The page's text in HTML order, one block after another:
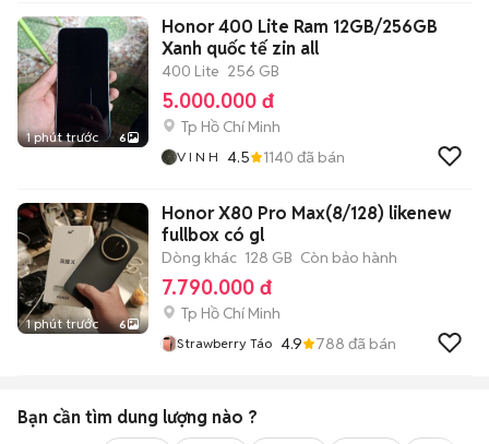
1 phút trước 6
Honor 400 Lite Ram 12GB/256GB
Xanh quốc tế zin all
400 Lite 256 GB
5.000.000 đ
Tp Hồ Chí Minh
V I N H 4.5 1140 đã bán
1 phút trước 6
Honor X80 Pro Max(8/128) likenew
fullbox có gl
Dòng khác 128 GB Còn bảo hành
7.790.000 đ
Tp Hồ Chí Minh
Strawberry Táo 4.9 788 đã bán
Bạn cần tìm dung lượng nào ?